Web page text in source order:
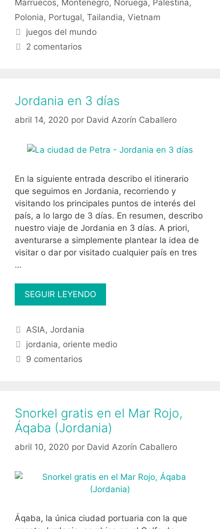
Marruecos, Montenegro, Noruega, Palestina,
Polonia, Portugal, Tailandia, Vietnam
Etiquetas
juegos del mundo
2 comentarios
Jordania en 3 días
abril 14, 2020 por David Azorín Caballero
En la siguiente entrada describo el itinerario
que seguimos en Jordania, recorriendo y
visitando los principales puntos de interés del
país, a lo largo de 3 días. En resumen, describo
nuestro viaje de Jordania en 3 días. A priori,
aventurarse a simplemente plantear la idea de
visitar o dar por visitado cualquier país en tres
…
SEGUIR LEYENDO
en
Categorías
ASIA,Jordania
Etiquetas
jordania, oriente medio
9 comentarios
Snorkel gratis en el Mar Rojo,
Áqaba (Jordania)
abril 10, 2020 por David Azorín Caballero
Áqaba, la única ciudad portuaria con la que